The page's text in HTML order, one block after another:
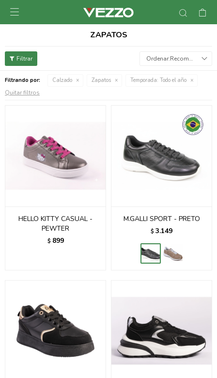

ZAPATOS
Recomendados
Filtrando por: Calzado Zapatos Temporada: Todo el año
Quitar filtros
HELLO KITTY CASUAL -
PEWTER
$ 899
M.GALLI SPORT - PRETO
$ 3.149